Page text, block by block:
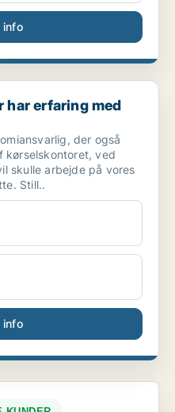
info
med kundekontak...
har erfaring med
der også
ved
skulle arbejde på vores
Still..
info